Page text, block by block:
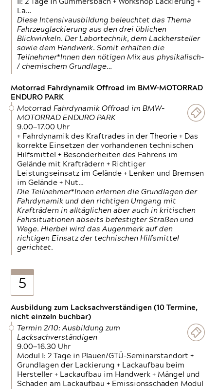
II: 2 Tage in Gummersbach + Workshop Lackierung +
La…
Diese Intensivausbildung beleuchtet das Thema
Fahrzeuglackierung aus den drei üblichen
Blickwinkeln. Der Labortechnik, dem Lackhersteller
sowie dem Handwerk. Somit erhalten die
Teilnehmer*Innen den nötigen Mix aus physikalisch-
/ chemischem Grundlage…
Motorrad Fahrdynamik Offroad im BMW-MOTORRAD
ENDURO PARK
Motorrad Fahrdynamik Offroad im BMW-
MOTORRAD ENDURO PARK
9.00—17.00 Uhr
+ Fahrdynamik des Kraftrades in der Theorie + Das
korrekte Einsetzen der vorhandenen technischen
Hilfsmittel + Besonderheiten des Fahrens im
Gelände mit Krafträdern + Richtiger
Leistungseinsatz im Gelände + Lenken und Bremsen
im Gelände + Nut…
Die Teilnehmer*Innen erlernen die Grundlagen der
Fahrdynamik und den richtigen Umgang mit
Krafträdern in alltäglichen aber auch in kritischen
Fahrsituationen abseits befestigter Straßen und
Wege. Hierbei wird das Augenmerk auf den
richtigen Einsatz der technischen Hilfsmittel
gerichtet.
5
Ausbildung zum Lacksachverständigen (10 Termine,
nicht einzeln buchbar)
Termin 2/10: Ausbildung zum
Lacksachverständigen
9.00—16.30 Uhr
Modul I: 2 Tage in Plauen/GTÜ-Seminarstandort +
Grundlagen der Lackierung + Lackaufbau beim
Hersteller + Lackaufbau im Handwerk + Mängel und
Schäden am Lackaufbau + Emissionsschäden Modul